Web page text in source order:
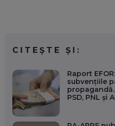
CITEȘTE ȘI:
Raport
subvențiile
PSD, PNL și